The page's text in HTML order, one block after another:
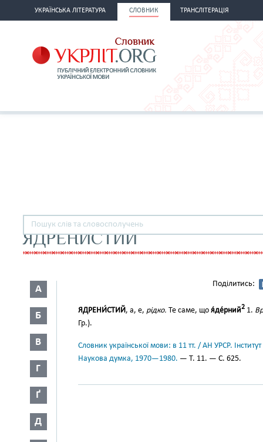
УКРАЇНСЬКА ЛІТЕРАТУРА СЛОВНИК ТРАНСЛІТЕРАЦІЯ
ЯДРЕНИСТИЙ
А
Б
В
Г
Ґ
Д
Поділитись:
ЯДРЕНИ́СТИЙ, а, е, рідко. Те саме, що я́де́рний2 1.
Гр.).
Словник української мови: в 11 тт. / АН УРСР.
Наукова думка, 1970—1980. — Т. 11. — С. 625.